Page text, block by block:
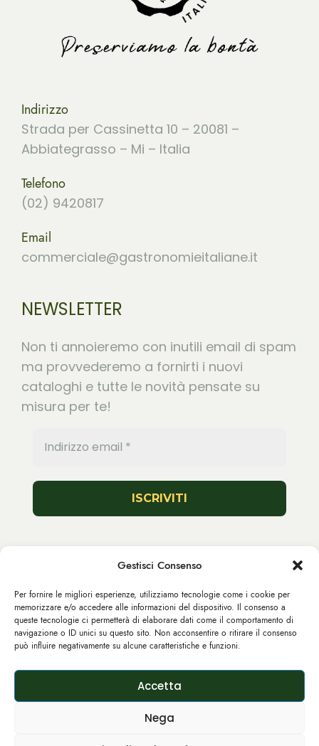
Gestisci Consenso
Per fornire le migliori esperienze, utilizziamo tecnologie come i cookie per
memorizzare e/o accedere alle informazioni del dispositivo. Il consenso a
queste tecnologie ci permetterà di elaborare dati come il comportamento di
navigazione o ID unici su questo sito. Non acconsentire o ritirare il consenso
può influire negativamente su alcune caratteristiche e funzioni.
Accetta
Nega
Indirizzo
Strada per Cassinetta 10 – 20081 –
Abbiategrasso – Mi – Italia
Telefono
(02) 9420817
Email
commerciale@gastronomieitaliane.it
NEWSLETTER
Non ti annoieremo con inutili email di spam
ma provvederemo a fornirti i nuovi
cataloghi e tutte le novità pensate su
misura per te!
2025 © GASTRONOMIE ITALIANE S.R.L. LARGO
PANIZZA 4, PAVIA - 27100 P.IVA: 02541690182,
N° REA PV-282162 REGISTRATA ALL’UFFICIO DI
PAVIA. GASTRONOMIE.ITALIANE@PEC.IT.